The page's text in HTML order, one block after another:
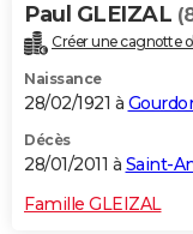
Paul GLEIZAL
Créer une cagnotte
Naissance
28/02/1921 à
Décès
28/01/2011 à Saint-
Famille GLEIZAL